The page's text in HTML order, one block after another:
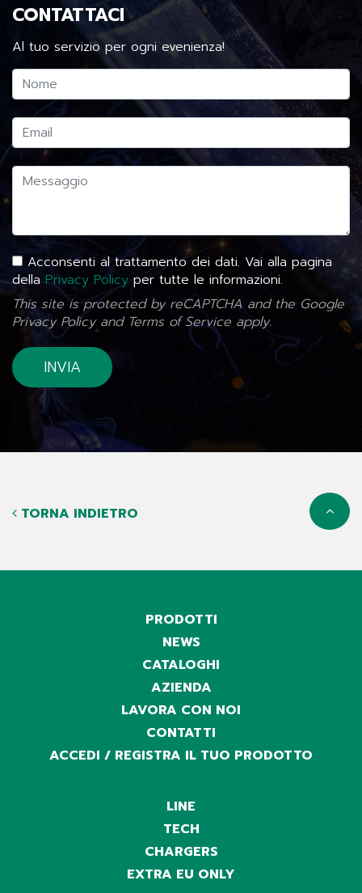
CONTATTACI
Al tuo servizio per ogni evenienza!
Acconsenti al trattamento dei dati. Vai alla pagina
dellaPrivacy Policyper tutte le informazioni.
This site is protected by reCAPTCHA and the Google
Privacy Policyand Terms of Service apply.
TORNA INDIETRO
PRODOTTI
NEWS
CATALOGHI
AZIENDA
LAVORA CON NOI
CONTATTI
ACCEDI / REGISTRA IL TUO PRODOTTO
LINE
TECH
CHARGERS
EXTRA EU ONLY